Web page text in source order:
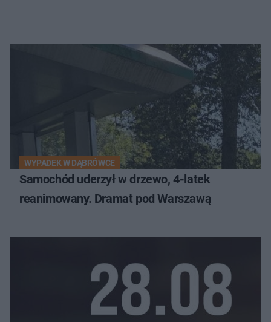
WYPADEK W DĄBRÓWCE
Samochód uderzył w drzewo, 4-latek
reanimowany. Dramat pod Warszawą